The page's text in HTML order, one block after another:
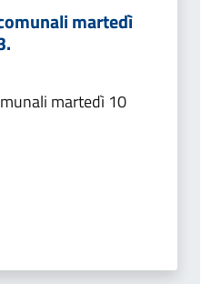
martedì
martedì 10